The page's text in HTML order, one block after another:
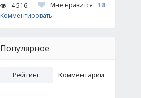
4 516 Мне нравится
18
Комментировать
Популярное
Рейтинг Комментарии